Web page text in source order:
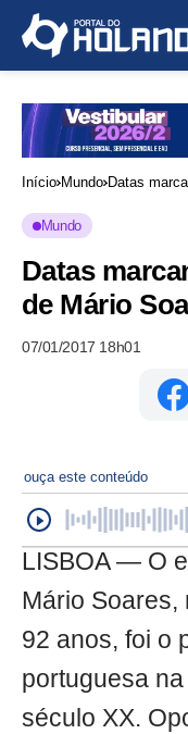
Início Mundo Datas
Mundo
Datas
de Mário
07/01/2017 18h01
ouça este conteúdo
LISBOA — O
Mário
92 anos, foi o
portuguesa
século XX.